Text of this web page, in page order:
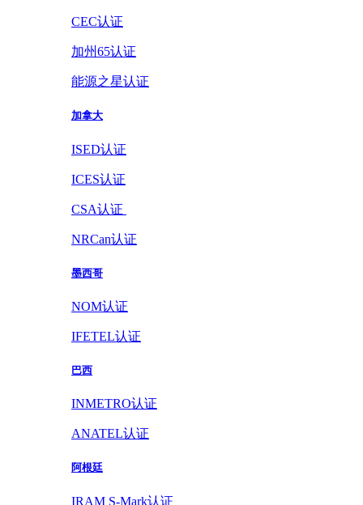
CEC认证
加州65认证
能源之星认证
加拿大
ISED认证
ICES认证
CSA认证
NRCan认证
墨西哥
NOM认证
IFETEL认证
巴西
INMETRO认证
ANATEL认证
阿根廷
IRAM S-Mark认证